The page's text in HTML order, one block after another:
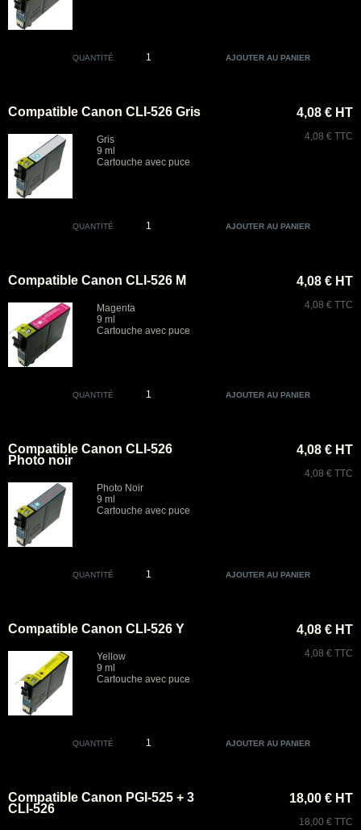
QUANTITÉ
Compatible Canon CLI-526 Gris
Gris
9 ml
Cartouche avec puce
4,08 € HT
4,08 € TTC
QUANTITÉ
Compatible Canon CLI-526 M
Magenta
9 ml
Cartouche avec puce
4,08 € HT
4,08 € TTC
QUANTITÉ
Compatible Canon CLI-526
Photo noir
Photo Noir
9 ml
Cartouche avec puce
4,08 € HT
4,08 € TTC
QUANTITÉ
Compatible Canon CLI-526 Y
Yellow
9 ml
Cartouche avec puce
4,08 € HT
4,08 € TTC
QUANTITÉ
Compatible Canon PGI-525 + 3
CLI-526
18,00 € HT
18,00 € TTC